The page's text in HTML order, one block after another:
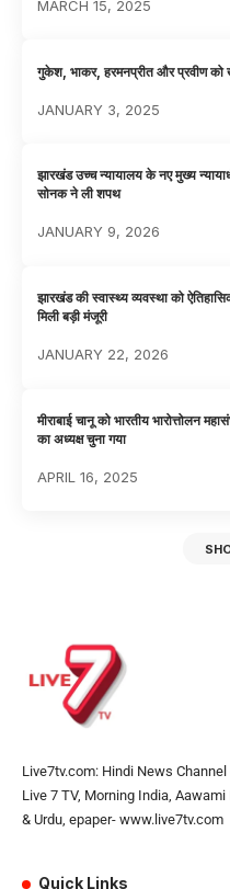
MARCH 15, 2025
गुकेश, भाकर, हरमनप्रीत और प्रवीण को
JANUARY 3, 2025
झारखंड उच्च न्यायालय के नए मुख्य
सोनक ने ली शपथ
JANUARY 9, 2026
झारखंड की स्वास्थ्य व्यवस्था को
मिली बड़ी मंजूरी
JANUARY 22, 2026
मीराबाई चानू को भारतीय भारोत्तोलन
का अध्यक्ष चुना गया
APRIL 16, 2025
Live7tv.com: Hindi News
Live 7 TV, Morning India,
& Urdu, epaper- www.live7tv.com
Quick Links